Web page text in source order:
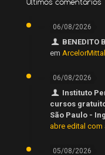
06/08/2026
BENEDITO
em
06/08/2026
Instituto
cursos
São Paulo -
abre edital com
05/08/2026